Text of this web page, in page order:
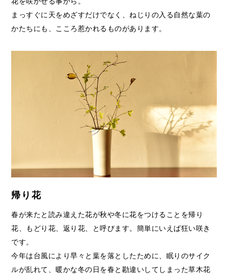
まっすぐに天をめざすだけでなく、ねじりの入る自然な葉の
かたちにも、こころ惹かれるものがあります。
帰り花
春が来たと読み違えた花が秋や冬に花をつけることを帰り
花、もどり花、返り花、と呼びます。簡単にいえば狂い咲き
です。
今年は台風により早々と葉を落としたために、眠りのサイク
ルが乱れて、暖かな冬の日を春と勘違いしてしまった草木花